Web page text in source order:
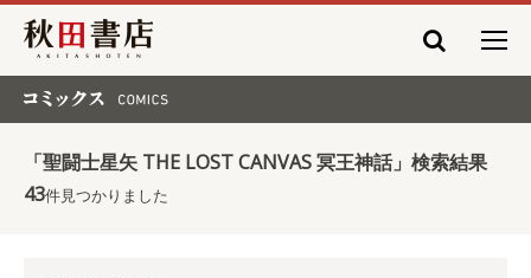
秋田書店
「聖闘士星矢 THE LOST CANVAS 冥王神話」検索結果
43件見つかりました